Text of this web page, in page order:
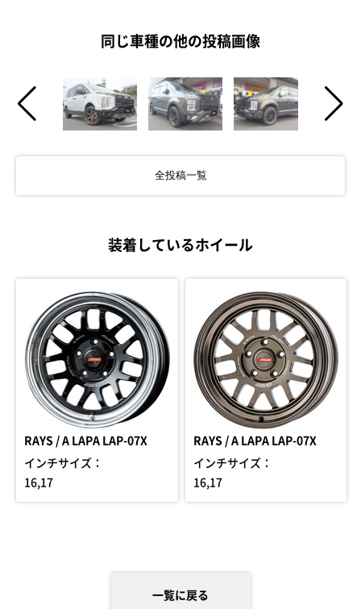
同じ車種の他の投稿画像
全投稿一覧
装着しているホイール
RAYS / A LAPA LAP-07X
インチサイズ：
16,17
RAYS / A LAPA LAP-07X
インチサイズ：
16,17
一覧に戻る